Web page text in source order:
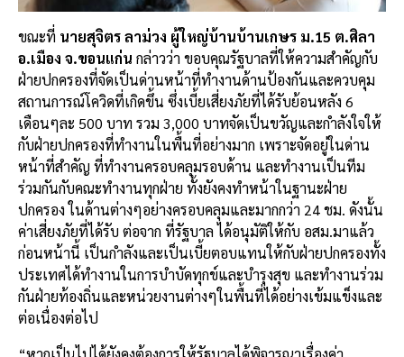
ขณะที่ นายสุจิตร ลาม่วง ผู้ใหญ่บ้านบ้านเกษร ม.15 ต.ศิลา
อ.เมือง จ.ขอนแก่น กล่าวว่า ขอบคุณรัฐบาลที่ให้ความสำคัญกับ
ฝ่ายปกครองที่จัดเป็นด่านหน้าที่ทำงานด้านป้องกันและควบคุม
สถานการณ์โควิดที่เกิดขึ้น ซึ่งเบี้ยเสี่ยงภัยที่ได้รับย้อนหลัง 6
เดือนๆละ 500 บาท รวม 3,000 บาทจัดเป็นขวัญและกำลังใจให้
กับฝ่ายปกครองที่ทำงานในพื้นที่อย่างมาก เพราะจัดอยู่ในด่าน
หน้าที่สำคัญ ที่ทำงานครอบคลุมรอบด้าน และทำงานเป็นทีม
ร่วมกันกับคณะทำงานทุกฝ่าย ทั้งยังคงทำหน้าในฐานะฝ่าย
ปกครอง ในด้านต่างๆอย่างครอบคลุมและมากกว่า 24 ชม. ดังนั้น
ค่าเสี่ยงภัยที่ได้รับ ต่อจาก ที่รัฐบาล ได้อนุมัติให้กับ อสม.มาแล้ว
ก่อนหน้านี้ เป็นกำลังและเป็นเบี้ยตอบแทนให้กับฝ่ายปกครองทั้ง
ประเทศได้ทำงานในการบำบัดทุกข์และบำรุงสุข และทำงานร่วม
กันฝ่ายท้องถิ่นและหน่วยงานต่างๆในพื้นที่ได้อย่างเข้มแข็งและ
ต่อเนื่องต่อไป